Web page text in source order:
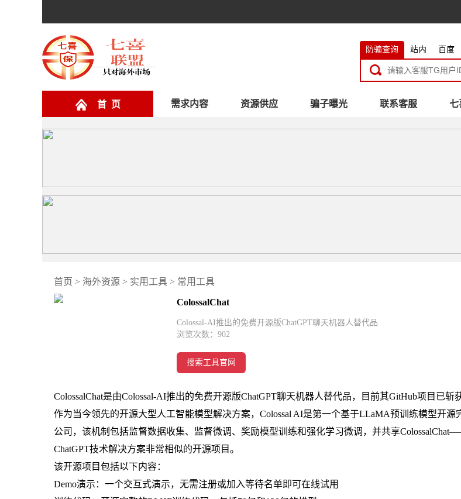
防骗查询 站内 百度
首 页 需求内容 资源供应 骗子曝光 联系客服 七
首页 > 海外资源 > 实用工具 > 常用工具
ColossalChat
Colossal-AI推出的免费开源版ChatGPT聊天机器人替代品
浏览次数： 902
搜索工具官网
ColossalChat是由Colossal-AI推出的免费开源版ChatGPT聊天机器人替代品，目前其GitHub项目已斩
作为当今领先的开源大型人工智能模型解决方案，Colossal AI是第一个基于LLaMA预训练模型开源
公司，该机制包括监督数据收集、监督微调、奖励模型训练和强化学习微调，并共享
ChatGPT技术解决方案非常相似的开源项目。
该开源项目包括以下内容：
Demo演示：一个交互式演示，无需注册或加入等待名单即可在线试用